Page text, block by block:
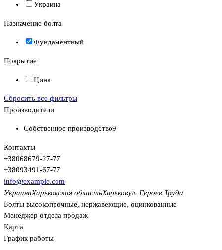
Украина
Назначение болта
Фундаментный
Покрытие
Цинк
Сбросить все фильтры
Производители
Собственное производство9
Контакты
+38068679-27-77
+38093491-67-77
info@example.com
УкраинаХарьковская областьХарьковул. Героев Труда
Болты высокопрочные, нержавеющие, оцинкованные
Менеджер отдела продаж
Карта
График работы